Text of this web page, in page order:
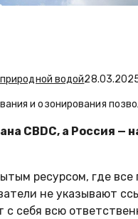
водой
и озонирования
CBDC, а Россия
ресурсом, где
не указывают
себя всю